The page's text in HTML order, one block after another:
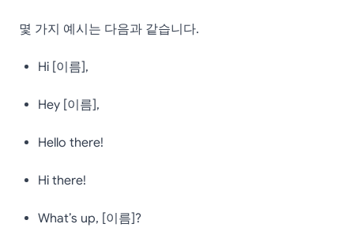
몇 가지 예시는 다음과 같습니다.
Hi [이름],
Hey [이름],
Hello there!
Hi there!
What’s up, [이름]?